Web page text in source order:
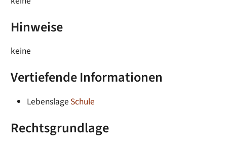
Hinweise
keine
Vertiefende Informationen
Lebenslage Schule
Rechtsgrundlage